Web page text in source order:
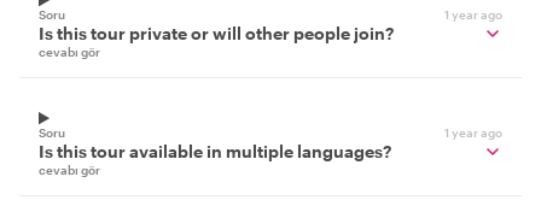
Soru 1 year ago
Is this tour private or will other people join?
cevabı gör
Soru 1 year ago
Is this tour available in multiple languages?
cevabı gör